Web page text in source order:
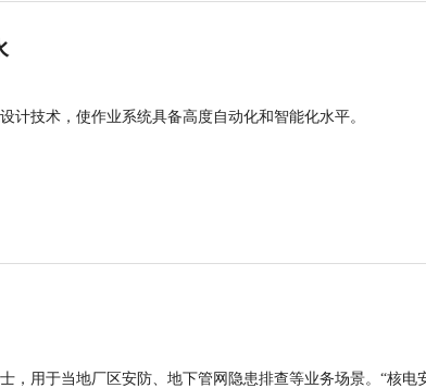
计技术，使作业系统具备高度自动化和智能化水平。
，用于当地厂区安防、地下管网隐患排查等业务场景。“核电